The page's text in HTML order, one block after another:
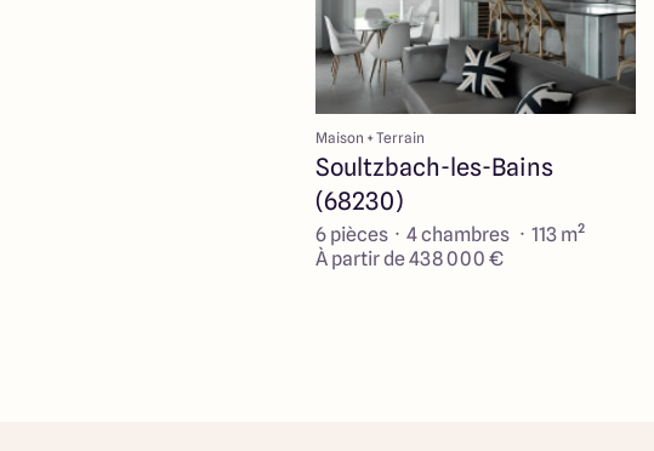
Maison + Terrain
Soultzbach-les-Bains
(68230)
6 pièces · 4 chambres · 113 m²
À partir de 438 000 €